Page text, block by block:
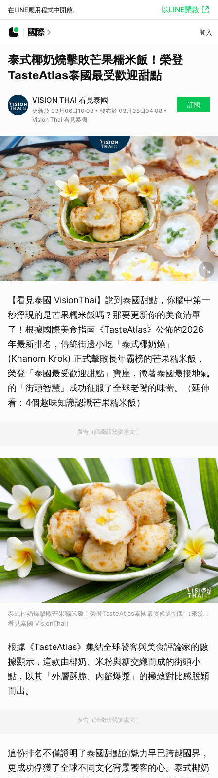
在LINE應用程式中開啟。 以LINE開啟
國際 登入
泰式椰奶燒擊敗芒果糯米飯！榮登
TasteAtlas泰國最受歡迎甜點
VISION THAI 看見泰國
更新於 03月06日10:08 • 發布於 03月05日04:08 •
Vision Thai 看見泰國
訂閱
【看見泰國 VisionThai】說到泰國甜點，你腦中第一
秒浮現的是芒果糯米飯嗎？那要更新你的美食清單
了！根據國際美食指南《TasteAtlas》公佈的2026
年最新排名，傳統街邊小吃「泰式椰奶燒」
(Khanom Krok) 正式擊敗長年霸榜的芒果糯米飯，
榮登「泰國最受歡迎甜點」寶座，徵著泰國最接地氣
的「街頭智慧」成功征服了全球老饕的味蕾。（延伸
看：4個趣味知識認識芒果糯米飯）
廣告（請繼續閱讀本文）
泰式椰奶燒擊敗芒果糯米飯！榮登TasteAtlas泰國最受歡迎甜點（來源：
看見泰國 VisionThai）
根據《TasteAtlas》集結全球饕客與美食評論家的數
據顯示，這款由椰奶、米粉與糖交織而成的街頭小
點，以其「外層酥脆、內餡爆漿」的極致對比感脫穎
而出。
廣告（請繼續閱讀本文）
這份排名不僅證明了泰國甜點的魅力早已跨越國界，
更成功俘獲了全球不同文化背景饕客的心。泰式椰奶